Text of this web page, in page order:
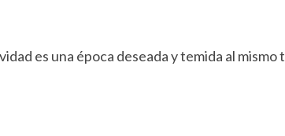
es una época deseada y temida al mismo